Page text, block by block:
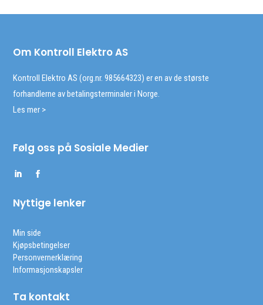
Om Kontroll Elektro AS
Kontroll Elektro AS (org.nr. 985664323) er en av de største
forhandlerne av betalingsterminaler i Norge.
Les mer >
Følg oss på Sosiale Medier
Nyttige lenker
Min side
Kjøpsbetingelser
Personvernerklæring
Informasjonskapsler
Ta kontakt